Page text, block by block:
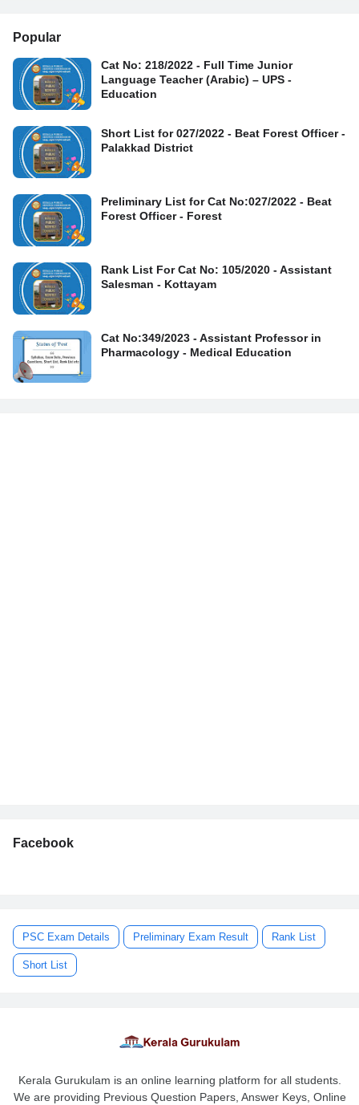
Popular
Cat No: 218/2022 - Full Time Junior
Language Teacher (Arabic) – UPS -
Education
Short List for 027/2022 - Beat Forest Officer -
Palakkad District
Preliminary List for Cat No:027/2022 - Beat
Forest Officer - Forest
Rank List For Cat No: 105/2020 - Assistant
Salesman - Kottayam
Cat No:349/2023 - Assistant Professor in
Pharmacology - Medical Education
Facebook
PSC Exam Details Preliminary Exam Result Rank List
Short List
Kerala Gurukulam is an online learning platform for all students.
We are providing Previous Question Papers, Answer Keys, Online